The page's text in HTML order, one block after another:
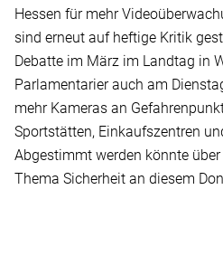
Hessen für mehr
sind erneut auf heftige Kritik
Debatte im März im Landtag in
Parlamentarier auch am
mehr Kameras an
Sportstätten, Einkaufszentren
Abgestimmt werden könnte
Thema Sicherheit an diesem